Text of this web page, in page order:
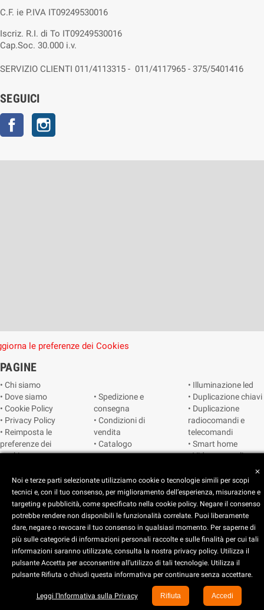
C.F. ie P.IVA IT09249530016
Iscriz. R.I. di To IT09249530016
Cap.Soc. 30.000 i.v.
SERVIZIO CLIENTI 011/4113315 - 011/4117965 - 375/5401416
SEGUICI
Facebook
le preferenze dei Cookies
PAGINE
• Chi siamo
• Dove siamo
• Cookie Policy
• Privacy Policy
• Reimposta le
preferenze dei
cookie
• Spedizione e
consegna
• Condizioni di
vendita
• Catalogo
• Illuminazione led
• Duplicazione chiavi
• Duplicazione
radiocomandi e
telecomandi
• Smart home
• Video sorveglianza
Copyright © 2025 CEART | Negozio di elettronica Torino
C.E.A.R.T. Elettronica
4.5starstarstarstar star_half
Basato su914recensioni
close
Noi e terze parti selezionate utilizziamo cookie o tecnologie simili per scopi
tecnici e, con il tuo consenso, per miglioramento dell’esperienza, misurazione e
targeting e pubblicità, come specificato nella cookie policy. Negare il consenso
potrebbe rendere non disponibili le funzionalità correlate. Puoi liberamente
dare, negare o revocare il tuo consenso in qualsiasi momento. Per saperne di
più sulle categorie di informazioni personali raccolte e sulle finalità per cui tali
informazioni saranno utilizzate, consulta la nostra privacy policy. Utilizza il
pulsante Accetta per acconsentire all’utilizzo di tali tecnologie. Utilizza il
pulsante Rifiuta o chiudi questa informativa per continuare senza accettare.
Leggi l’Informativa sulla Privacy Rifiuta Accedi